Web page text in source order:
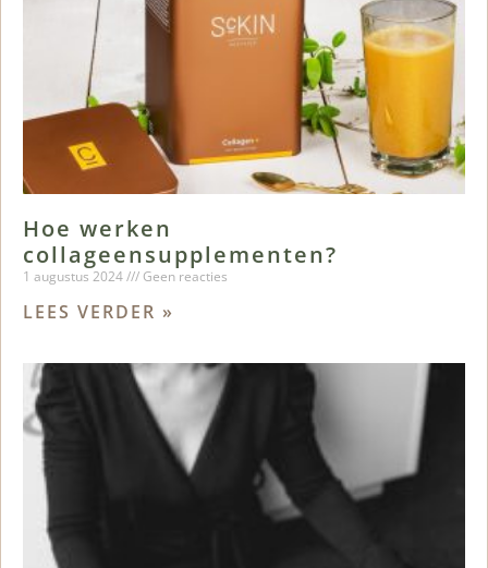
Hoe werken
collageensupplementen?
1 augustus 2024 Geen reacties
LEES VERDER »